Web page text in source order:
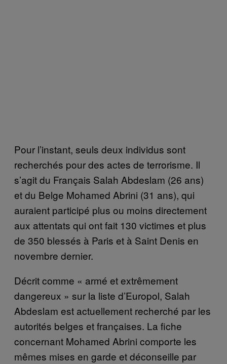
Pour l’instant, seuls deux individus sont
recherchés pour des actes de terrorisme. Il
s’agit du Français Salah Abdeslam (26 ans)
et du Belge Mohamed Abrini (31 ans), qui
auraient participé plus ou moins directement
aux attentats qui ont fait 130 victimes et plus
de 350 blessés à Paris et à Saint Denis en
novembre dernier.
Décrit comme « armé et extrêmement
dangereux » sur la liste d’Europol, Salah
Abdeslam est actuellement recherché par les
autorités belges et françaises. La fiche
concernant Mohamed Abrini comporte les
mêmes mises en garde et déconseille par